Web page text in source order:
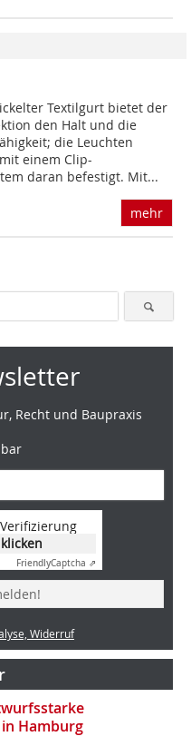
Textilgurt bietet der
den Halt und die
die Leuchten
einem Clip-
daran befestigt. Mit...
mehr
Recht und Baupraxis
FriendlyCaptcha ⇗
Widerruf
Hamburg